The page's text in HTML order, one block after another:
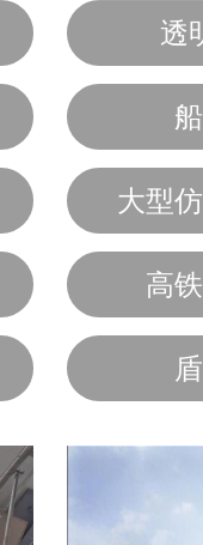
透
大型
高